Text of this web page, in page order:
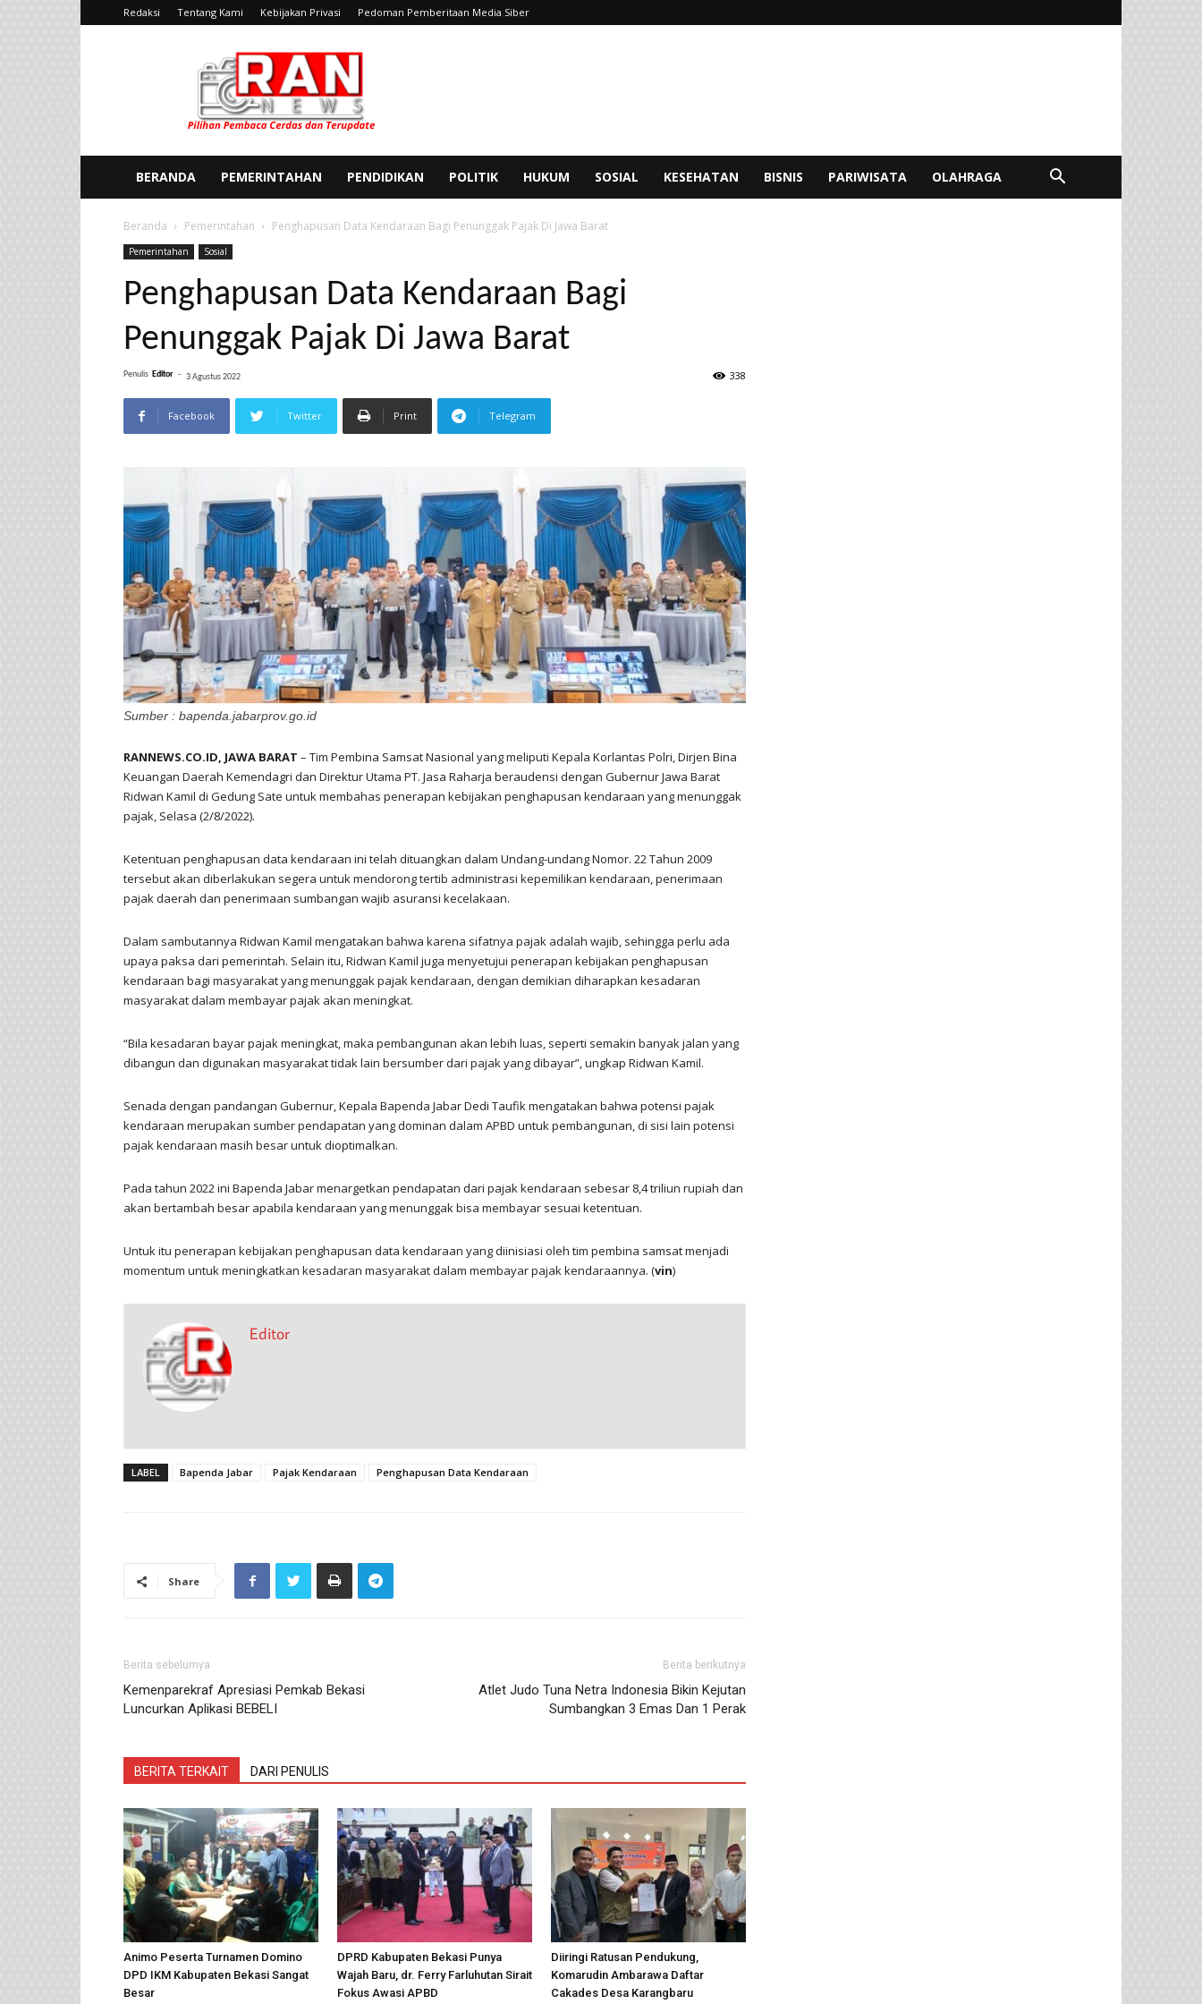
Redaksi Tentang Kami Kebijakan Privasi Pedoman Pemberitaan Media Siber
News
BERANDA PEMERINTAHAN PENDIDIKAN POLITIK HUKUM SOSIAL KESEHATAN BISNIS PARIWISATA OLAHRAGA
Beranda Pemerintahan Penghapusan Data Kendaraan Bagi Penunggak Pajak Di Jawa Barat
Pemerintahan Sosial
Penghapusan Data Kendaraan Bagi
Penunggak Pajak Di Jawa Barat
Penulis Editor - 3 Agustus 2022 338
Facebook Twitter Print Telegram
Sumber : bapenda.jabarprov.go.id
RANNEWS.CO.ID, JAWA BARAT – Tim Pembina Samsat Nasional yang meliputi Kepala Korlantas Polri, Dirjen Bina
Keuangan Daerah Kemendagri dan Direktur Utama PT. Jasa Raharja beraudensi dengan Gubernur Jawa Barat
Ridwan Kamil di Gedung Sate untuk membahas penerapan kebijakan penghapusan kendaraan yang menunggak
pajak, Selasa (2/8/2022).
Ketentuan penghapusan data kendaraan ini telah dituangkan dalam Undang-undang Nomor. 22 Tahun 2009
tersebut akan diberlakukan segera untuk mendorong tertib administrasi kepemilikan kendaraan, penerimaan
pajak daerah dan penerimaan sumbangan wajib asuransi kecelakaan.
Dalam sambutannya Ridwan Kamil mengatakan bahwa karena sifatnya pajak adalah wajib, sehingga perlu ada
upaya paksa dari pemerintah. Selain itu, Ridwan Kamil juga menyetujui penerapan kebijakan penghapusan
kendaraan bagi masyarakat yang menunggak pajak kendaraan, dengan demikian diharapkan kesadaran
masyarakat dalam membayar pajak akan meningkat.
“Bila kesadaran bayar pajak meningkat, maka pembangunan akan lebih luas, seperti semakin banyak jalan yang
dibangun dan digunakan masyarakat tidak lain bersumber dari pajak yang dibayar”, ungkap Ridwan Kamil.
Senada dengan pandangan Gubernur, Kepala Bapenda Jabar Dedi Taufik mengatakan bahwa potensi pajak
kendaraan merupakan sumber pendapatan yang dominan dalam APBD untuk pembangunan, di sisi lain potensi
pajak kendaraan masih besar untuk dioptimalkan.
Pada tahun 2022 ini Bapenda Jabar menargetkan pendapatan dari pajak kendaraan sebesar 8,4 triliun rupiah dan
akan bertambah besar apabila kendaraan yang menunggak bisa membayar sesuai ketentuan.
Untuk itu penerapan kebijakan penghapusan data kendaraan yang diinisiasi oleh tim pembina samsat menjadi
momentum untuk meningkatkan kesadaran masyarakat dalam membayar pajak kendaraannya. (vin)
Editor
LABEL Bapenda Jabar Pajak Kendaraan Penghapusan Data Kendaraan
Share
Berita sebelumya
Kemenparekraf Apresiasi Pemkab Bekasi
Luncurkan Aplikasi BEBELI
Berita berikutnya
Atlet Judo Tuna Netra Indonesia Bikin Kejutan
Sumbangkan 3 Emas Dan 1 Perak
BERITA TERKAIT DARI PENULIS
Animo Peserta Turnamen Domino
DPD IKM Kabupaten Bekasi Sangat
Besar
DPRD Kabupaten Bekasi Punya
Wajah Baru, dr. Ferry Farluhutan Sirait
Fokus Awasi APBD
Diiringi Ratusan Pendukung,
Komarudin Ambarawa Daftar
Cakades Desa Karangbaru